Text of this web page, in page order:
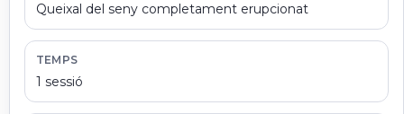
Queixal del seny completament erupcionat
TEMPS
1 sessió